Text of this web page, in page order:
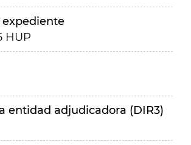
HUP
entidad adjudicadora (DIR3)